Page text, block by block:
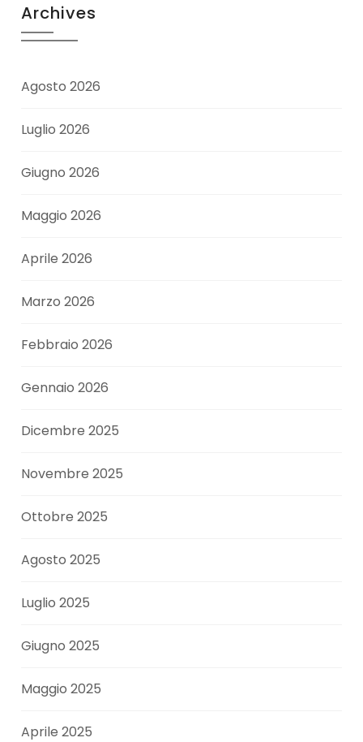
Archives
Agosto 2026
Luglio 2026
Giugno 2026
Maggio 2026
Aprile 2026
Marzo 2026
Febbraio 2026
Gennaio 2026
Dicembre 2025
Novembre 2025
Ottobre 2025
Agosto 2025
Luglio 2025
Giugno 2025
Maggio 2025
Aprile 2025